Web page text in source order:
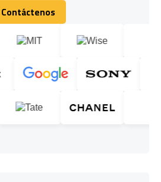
Contáctenos
Contáctenos